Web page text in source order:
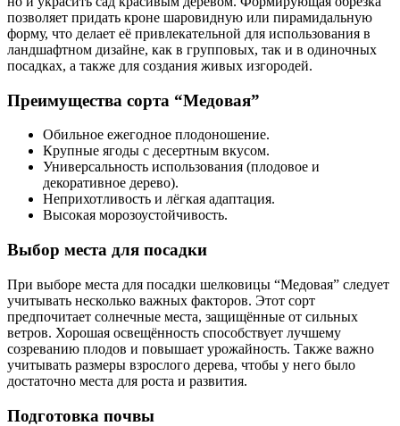
позволяет придать кроне шаровидную или пирамидальную
форму, что делает её привлекательной для использования в
ландшафтном дизайне, как в групповых, так и в одиночных
посадках, а также для создания живых изгородей.
Преимущества сорта “Медовая”
Обильное ежегодное плодоношение.
Крупные ягоды с десертным вкусом.
Универсальность использования (плодовое и
декоративное дерево).
Неприхотливость и лёгкая адаптация.
Высокая морозоустойчивость.
Выбор места для посадки
При выборе места для посадки шелковицы “Медовая” следует
учитывать несколько важных факторов. Этот сорт
предпочитает солнечные места, защищённые от сильных
ветров. Хорошая освещённость способствует лучшему
созреванию плодов и повышает урожайность. Также важно
учитывать размеры взрослого дерева, чтобы у него было
достаточно места для роста и развития.
Подготовка почвы